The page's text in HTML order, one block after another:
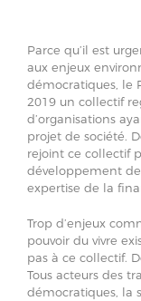
Parce qu’il est
aux enjeux
démocratiques, le
2019 un collectif
d’organisations
projet de société.
rejoint ce collectif
développement de
expertise de la
Trop d’enjeux
pouvoir du vivre
pas à ce collectif.
Tous acteurs des
démocratiques, la